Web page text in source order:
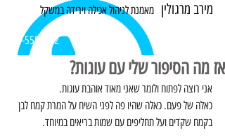
מירב מרגולין מאמנת לניהול אכילה וירידהבמשקל
054-5551982
אז מה הסיפור שלי עם עוגות?
אני רוצה לפתוח ולומר שאני מאוד אוהבת עוגות.
כאלה של פעם. כאלה שהיו פה לפני השיח על המרת קמח לבן
בקמח שקדים ועל תחליפים עם שמות בריאים במיוחד.